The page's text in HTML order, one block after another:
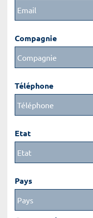
Compagnie
Téléphone
Etat
Pays